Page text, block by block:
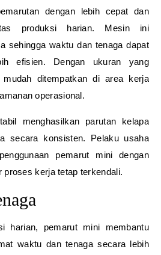
dengan lebih cepat dan
produksi harian. Mesin ini
sehingga waktu dan tenaga dapat
efisien. Dengan ukuran yang
ditempatkan di area kerja
operasional.
menghasilkan parutan kelapa
secara konsisten. Pelaku usaha
pemarut mini dengan
proses kerja tetap terkendali.
harian, pemarut mini membantu
waktu dan tenaga secara lebih